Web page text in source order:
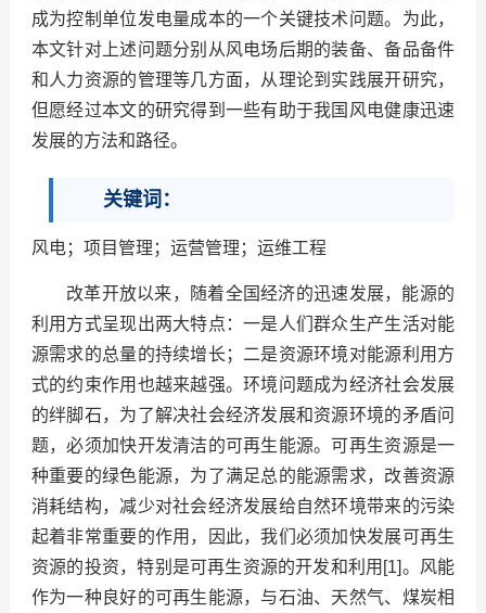
成为控制单位发电量成本的一个关键技术问题。为此，
本文针对上述问题分别从风电场后期的装备、备品备件
和人力资源的管理等几方面，从理论到实践展开研究，
但愿经过本文的研究得到一些有助于我国风电健康迅速
发展的方法和路径。
关键词：
风电；项目管理；运营管理；运维工程
改革开放以来，随着全国经济的迅速发展，能源的
利用方式呈现出两大特点：一是人们群众生产生活对能
源需求的总量的持续增长；二是资源环境对能源利用方
式的约束作用也越来越强。环境问题成为经济社会发展
的绊脚石，为了解决社会经济发展和资源环境的矛盾问
题，必须加快开发清洁的可再生能源。可再生资源是一
种重要的绿色能源，为了满足总的能源需求，改善资源
消耗结构，减少对社会经济发展给自然环境带来的污染
起着非常重要的作用，因此，我们必须加快发展可再生
资源的投资，特别是可再生资源的开发和利用[1]。风能
作为一种良好的可再生能源，与石油、天然气、煤炭相